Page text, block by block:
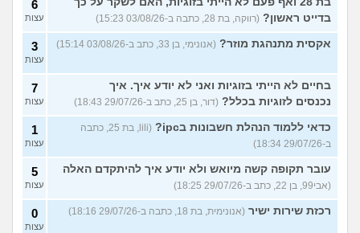
בדייט ראשון? (רווקה, בת 28, כתבה ב-03/08/26 15:23)
6
עצות
אקסית מתנהגת מוזר? (אנונימי, בן 33, כתב ב-03/08/26 15:14) 3
עצות
בחיים לא הייתי בזוגיות ואני לא יודע איך. איך
נכנסים לזוגיות בכלל? (דור, בן 25, כתב ב-29/07/26 18:43)
7
עצות
כדאי ללמוד הנהלת חשבונות בipc?
(lili, בת 25, כתבה
ב-29/07/26 18:34)
1
עצות
עובר תקופה קשה מיואש ולא יודע איך להיתקדם האלה
(אבי99, בן 22, כתב ב-29/07/26 18:25)
5
עצות
רכזת שירות ישיר (אנונימית, בת 18, כתבה ב-29/07/26 18:16) 0
עצות